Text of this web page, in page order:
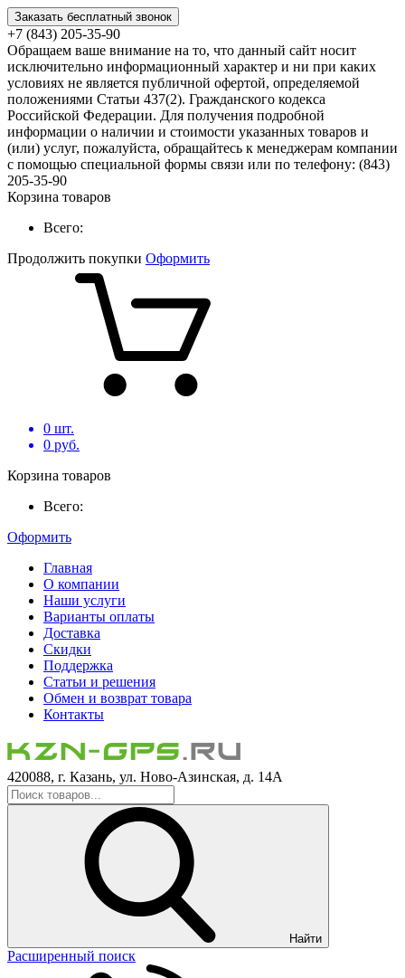
Заказать бесплатный звонок
+7 (843) 205-35-90
Обращаем ваше внимание на то, что данный сайт носит
исключительно информационный характер и ни при каких
условиях не является публичной офертой, определяемой
положениями Статьи 437(2). Гражданского кодекса
Российской Федерации. Для получения подробной
информации о наличии и стоимости указанных товаров и
(или) услуг, пожалуйста, обращайтесь к менеджерам компании
с помощью специальной формы связи или по телефону: (843)
205-35-90
Корзина товаров
Всего:
Продолжить покупки Оформить
0 шт.
0 руб.
Корзина товаров
Всего:
Оформить
Главная
О компании
Наши услуги
Варианты оплаты
Доставка
Скидки
Поддержка
Статьи и решения
Обмен и возврат товара
Контакты
420088, г. Казань, ул. Ново-Азинская, д. 14А
Найти
Расширенный поиск